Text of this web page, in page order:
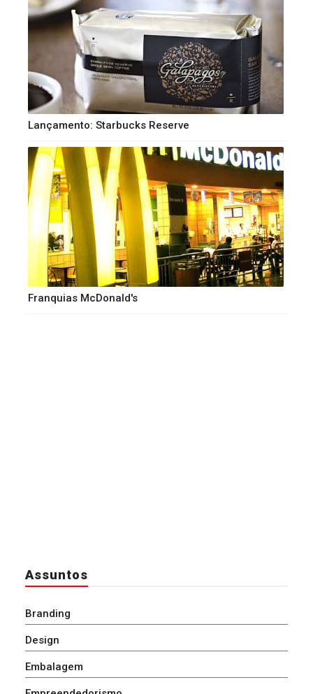
Lançamento: Starbucks Reserve
Franquias McDonald's
Assuntos
Branding
Design
Embalagem